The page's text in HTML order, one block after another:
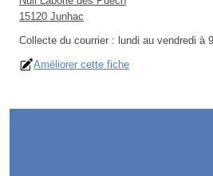
15120 Junhac
Collecte du courrier : lundi au vendredi à
Améliorer cette fiche